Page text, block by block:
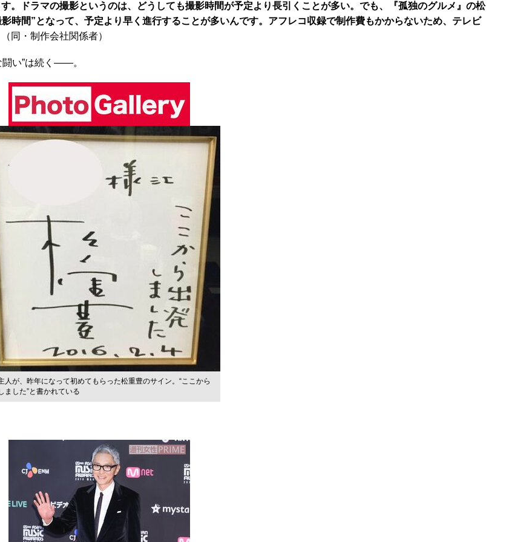
。ドラマの撮影というのは、どうしても撮影時間が予定より長引くことが多い。でも、『孤独のグルメ』の松
時間”となって、予定より早く進行することが多いんです。アフレコ収録で制作費もかからないため、テレビ
（同・制作会社関係者）
い”は続く――。
人が、昨年になって初めてもらった松重豊のサイン。“ここから
ました”と書かれている